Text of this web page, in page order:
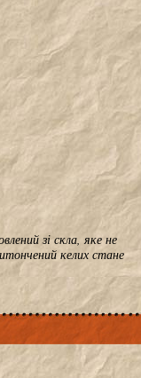
зі скла, яке не
келих стане